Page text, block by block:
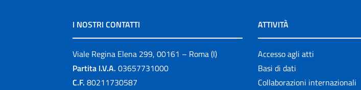
I NOSTRI CONTATTI
Viale Regina Elena 299, 00161 – Roma (I)
Partita I.V.A. 03657731000
C.F. 80211730587
ATTIVITÀ
Accesso agli atti
Basi di dati
Collaborazioni internazionali